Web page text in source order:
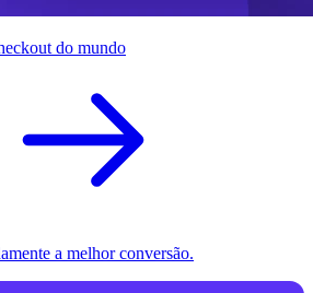
do mundo
a melhor conversão.